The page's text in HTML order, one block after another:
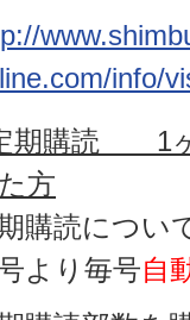
info/
期購読 1ヶ
方
購読につい
より毎号自